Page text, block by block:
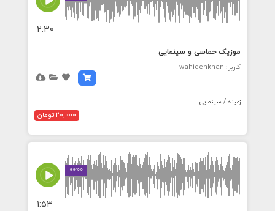
2:30
موزیک حماسی و سینمایی
کاربر: wahidehkhan
زمینه / سینمایی
20,000 تومان
00:00
1:53